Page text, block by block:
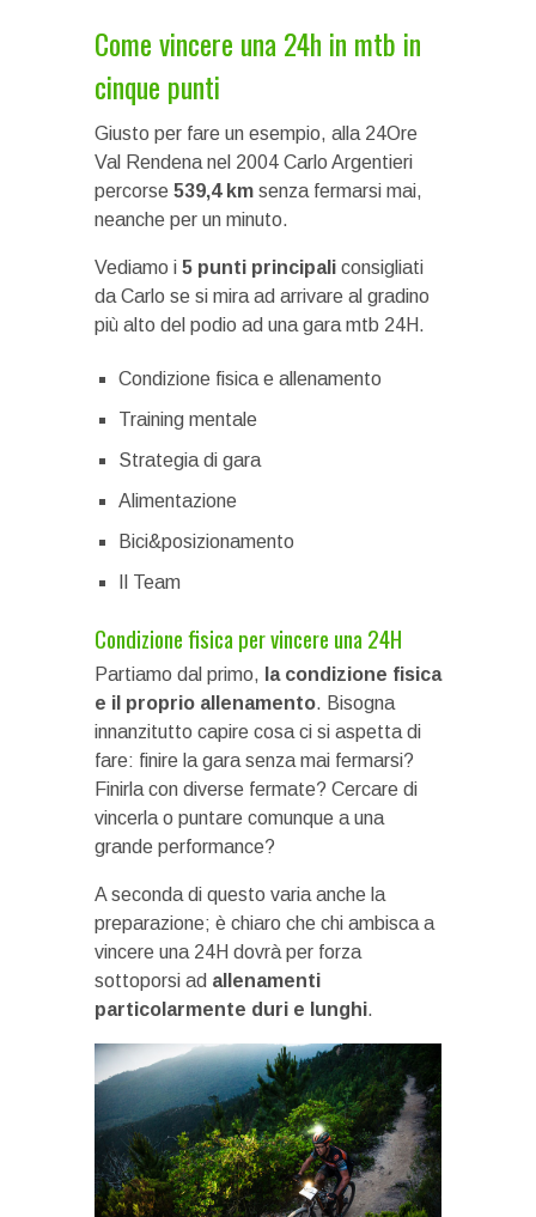
Come vincere una 24h in mtb in
cinque punti
Giusto per fare un esempio, alla 24Ore
Val Rendena nel 2004 Carlo Argentieri
percorse 539,4 km senza fermarsi mai,
neanche per un minuto.
Vediamo i 5 punti principali consigliati
da Carlo se si mira ad arrivare al gradino
più alto del podio ad una gara mtb 24H.
Condizione fisica e allenamento
Training mentale
Strategia di gara
Alimentazione
Bici&posizionamento
Il Team
Condizione fisica per vincere una 24H
Partiamo dal primo,
la condizione fisica
e il proprio allenamento. Bisogna
innanzitutto capire cosa ci si aspetta di
fare: finire la gara senza mai fermarsi?
Finirla con diverse fermate? Cercare di
vincerla o puntare comunque a una
grande performance?
A seconda di questo varia anche la
preparazione; è chiaro che chi ambisca a
vincere una 24H dovrà per forza
sottoporsi ad allenamenti
particolarmente duri e lunghi.